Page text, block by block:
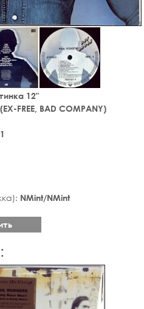
12"
FREE, BAD COMPANY)
NMint/NMint